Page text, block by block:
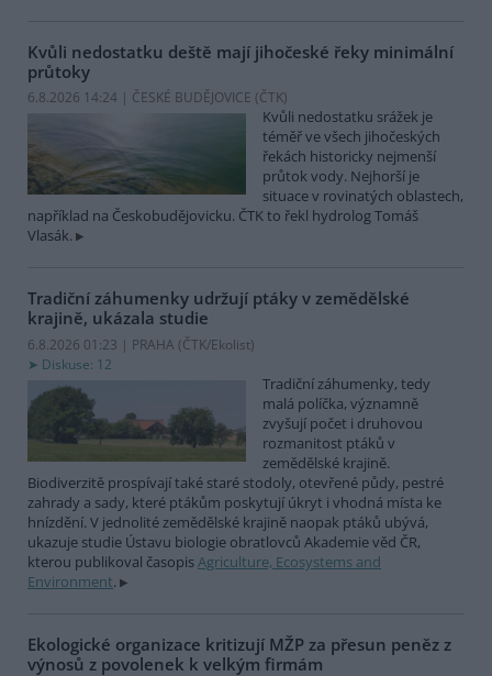
Kvůli nedostatku deště mají jihočeské řeky minimální
průtoky
6.8.2026 14:24 | ČESKÉ BUDĚJOVICE (ČTK)
Kvůli nedostatku srážek je
téměř ve všech jihočeských
řekách historicky nejmenší
průtok vody. Nejhorší je
situace v rovinatých oblastech,
například na Českobudějovicku. ČTK to řekl hydrolog Tomáš
Vlasák.
Tradiční záhumenky udržují ptáky v zemědělské
krajině, ukázala studie
6.8.2026 01:23 | PRAHA (ČTK/Ekolist)
Diskuse: 12
Tradiční záhumenky, tedy
malá políčka, významně
zvyšují počet i druhovou
rozmanitost ptáků v
zemědělské krajině.
Biodiverzitě prospívají také staré stodoly, otevřené půdy, pestré
zahrady a sady, které ptákům poskytují úkryt i vhodná místa ke
hnízdění. V jednolité zemědělské krajině naopak ptáků ubývá,
ukazuje studie Ústavu biologie obratlovců Akademie věd ČR,
kterou publikoval časopisAgriculture, Ecosystems and
Environment.
Ekologické organizace kritizují MŽP za přesun peněz z
výnosů z povolenek k velkým firmám